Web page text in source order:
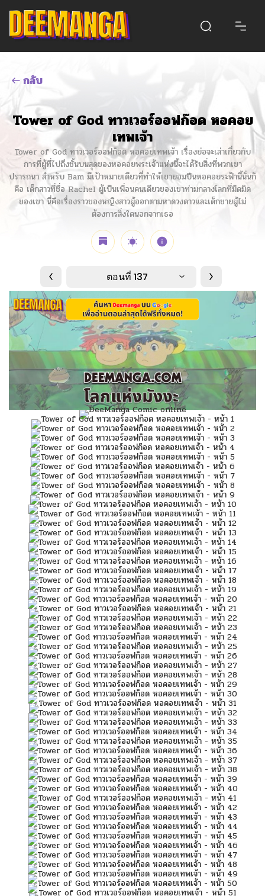
กลับ
Tower of God ทาวเวอร์ออฟก๊อด หอคอย
เทพเจ้า
Tower of God ทาวเวอร์ออฟก๊อด หอคอยเทพเจ้า เรื่องย่อจะเล่าเกี่ยวกับ
การที่ผู้ที่ไปถึงชั้นบนสุดของหอคอยพระเจ้าแห่งนี้จะได้รับสิ่งที่พวกเขา
ปรารถนา สำหรับ Bam มีเป้าหมายเดียวที่ทำให้เขายอมปีนหอคอยระฟ้านี้นั่นก็
คือ เด็กสาวที่ชื่อ Rachel ผู้เป็นเพื่อนคนเดียวของเขาท่ามกลางโลกที่มืดมิด
ของเขา นี่คือเรื่องราวของหญิงสาวผู้ออกตามหาดวงดาวและเด็กชายผู้ไม่
ต้องการสิ่งใดนอกจากเธอ
ตอนที่ 137